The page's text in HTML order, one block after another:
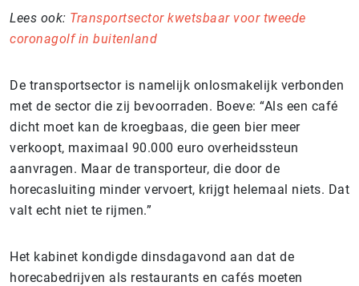
Lees ook: Transportsector kwetsbaar voor tweede
coronagolf in buitenland
De transportsector is namelijk onlosmakelijk verbonden
met de sector die zij bevoorraden. Boeve: “Als een café
dicht moet kan de kroegbaas, die geen bier meer
verkoopt, maximaal 90.000 euro overheidssteun
aanvragen. Maar de transporteur, die door de
horecasluiting minder vervoert, krijgt helemaal niets. Dat
valt echt niet te rijmen.”
Het kabinet kondigde dinsdagavond aan dat de
horecabedrijven als restaurants en cafés moeten